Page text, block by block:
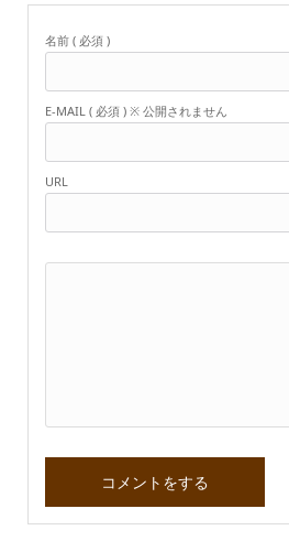
名前 ( 必須 )
E-MAIL ( 必須 ) ※ 公開されません
URL